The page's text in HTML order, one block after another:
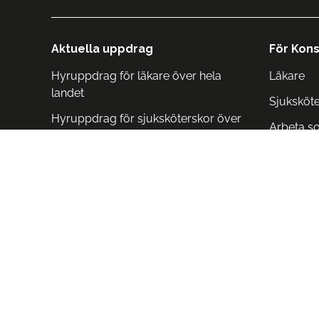
Aktuella uppdrag
Hyruppdrag för läkare över hela
landet
Hyruppdrag för sjuksköterskor över
För
Läkare
Arbeta